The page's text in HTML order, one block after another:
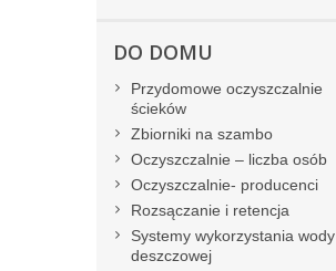
DO DOMU
Przydomowe oczyszczalnie
ścieków
Zbiorniki na szambo
Oczyszczalnie – liczba osób
Oczyszczalnie- producenci
Rozsączanie i retencja
Systemy wykorzystania wody
deszczowej